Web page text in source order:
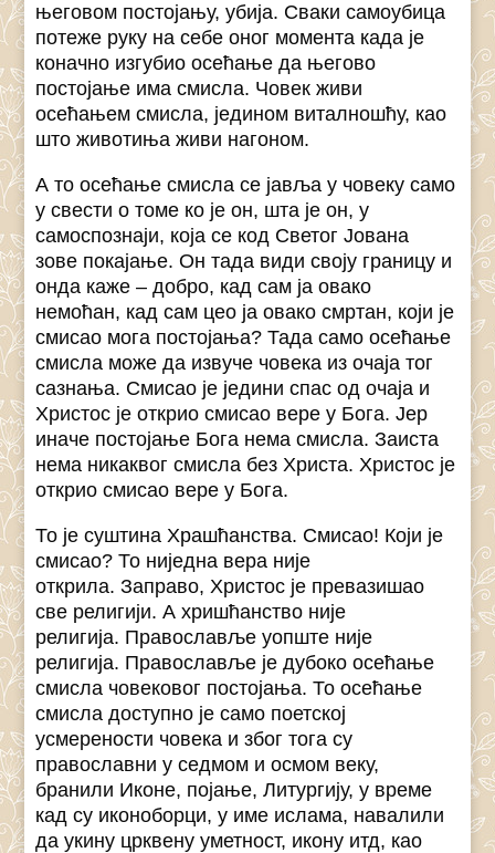
његовом постојању, убија. Сваки самоубица
потеже руку на себе оног момента када је
коначно изгубио осећање да његово
постојање има смисла. Човек живи
осећањем смисла, једином виталношћу, као
што животиња живи нагоном.
А то осећање смисла се јавља у човеку само
у свести о томе ко је он, шта је он, у
самоспознаји, која се код Светог Јована
зове покајање. Он тада види своју границу и
онда каже – добро, кад сам ја овако
немоћан, кад сам цео ја овако смртан, који је
смисао мога постојања? Тада само осећање
смисла може да извуче човека из очаја тог
сазнања. Смисао је једини спас од очаја и
Христос је открио смисао вере у Бога. Јер
иначе постојање Бога нема смисла. Заиста
нема никаквог смисла без Христа. Христос је
открио смисао вере у Бога.
То је суштина Храшћанства. Смисао! Који је
смисао? То ниједна вера није
открила. Заправо, Христос је превазишао
све религији. А хришћанство није
религија. Православље уопште није
религија. Православље је дубоко осећање
смисла човековог постојања. То осећање
смисла доступно је само поетској
усмерености човека и због тога су
православни у седмом и осмом веку,
бранили Иконе, појање, Литургију, у време
кад су иконоборци, у име ислама, навалили
да укину црквену уметност, икону итд, као